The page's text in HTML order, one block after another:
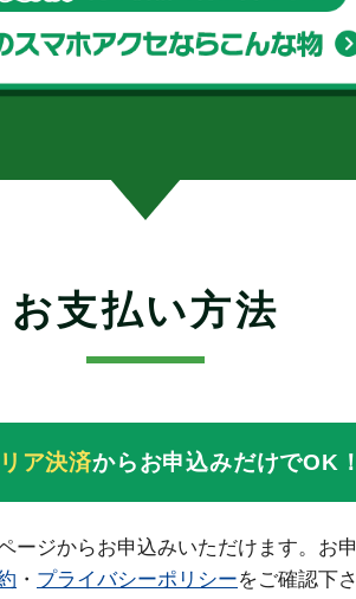
お支払い方法
ア決済からお申込みだけでOK
ージからお申込みいただけます。お
・ プライバシーポリシーをご確認下